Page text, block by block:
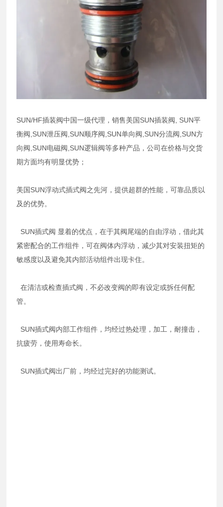
SUN/HF插装阀中国一级代理，销售美国SUN插装阀, SUN平
衡阀,SUN泄压阀,SUN顺序阀,SUN单向阀,SUN分流阀,SUN方
向阀,SUN电磁阀,SUN逻辑阀等多种产品，公司在价格与交货
期方面均有明显优势；
美国SUN浮动式插式阀之先河，提供超群的性能，可靠品质以
及的优势。
SUN插式阀 显着的优点，在于其阀尾端的自由浮动，借此其
紧密配合的工作组件，可在阀体内浮动，减少其对安装扭矩的
敏感度以及避免其内部活动组件出现卡住。
在清洁或检查插式阀，不必改变阀的即有设定或拆任何配
管。
SUN插式阀内部工作组件，均经过热处理，加工，耐撞击，
抗疲劳，使用寿命长。
SUN插式阀出厂前，均经过完好的功能测试。